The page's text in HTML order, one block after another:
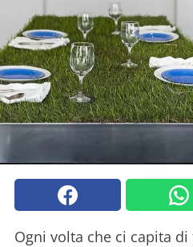
Ogni volta che ci capita di